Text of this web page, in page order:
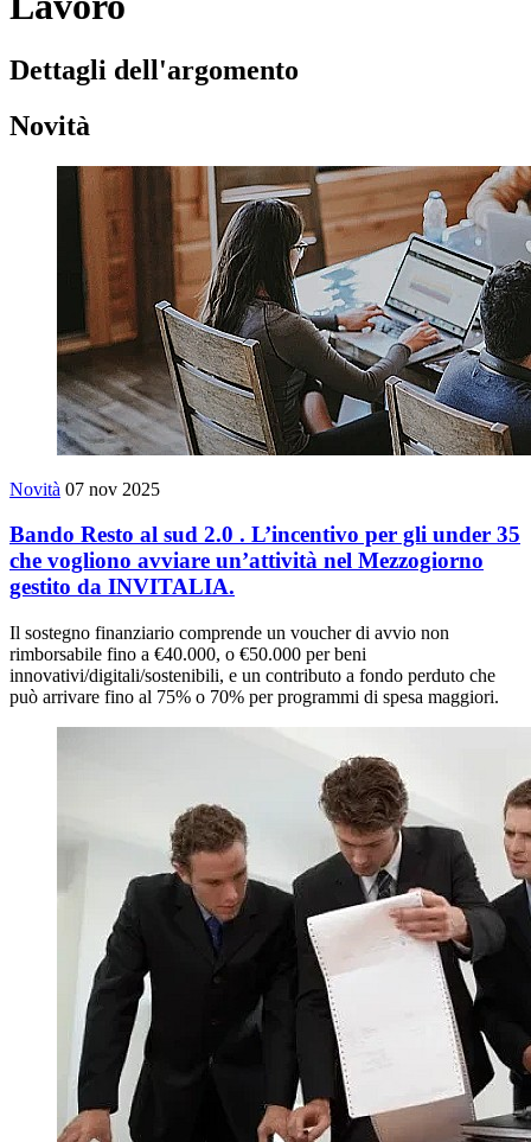
Dettagli dell'argomento
Novità
Novità 07 nov 2025
Bando Resto al sud 2.0 . L’incentivo per gli under 35
che vogliono avviare un’attività nel Mezzogiorno
gestito da INVITALIA.
Il sostegno finanziario comprende un voucher di avvio non
rimborsabile fino a €40.000, o €50.000 per beni
innovativi/digitali/sostenibili, e un contributo a fondo perduto che
può arrivare fino al 75% o 70% per programmi di spesa maggiori.